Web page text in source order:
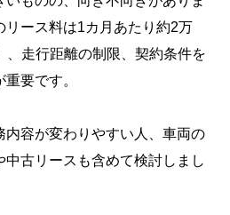
リース料は1カ月あたり約2万
、走行距離の制限、契約条件を
要です。
内容が変わりやすい人、車両の
古リースも含めて検討しまし